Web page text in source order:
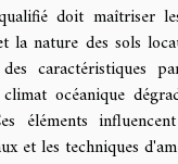
doit maîtriser
la nature des sols
caractéristiques
océanique
éléments
et les techniques